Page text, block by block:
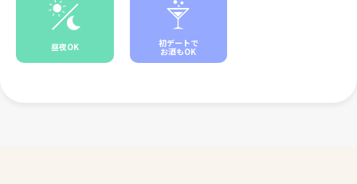
昼夜OK 初デートで
お酒もOK